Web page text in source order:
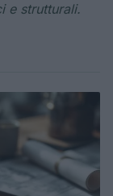
e strutturali.